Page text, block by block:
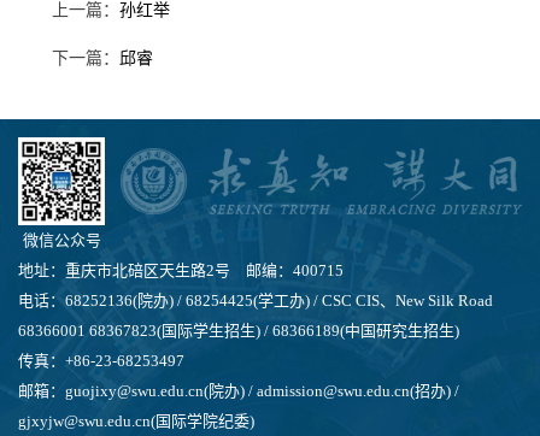
上一篇： 孙红举
下一篇： 邱睿
微信公众号
地址：重庆市北碚区天生路2号 邮编：400715
电话：68252136(院办) / 68254425(学工办) / CSC CIS、New Silk Road
68366001 68367823(国际学生招生) / 68366189(中国研究生招生)
传真：+86-23-68253497
邮箱：guojixy@swu.edu.cn(院办) / admission@swu.edu.cn(招办) /
gjxyjw@swu.edu.cn(国际学院纪委)